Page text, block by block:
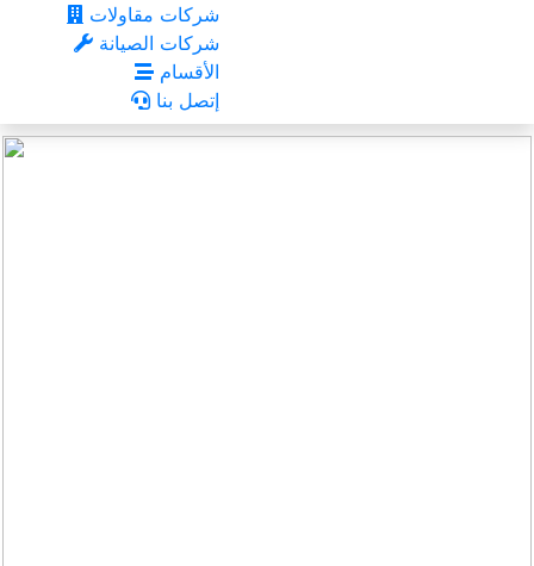
شركات مقاولات
شركات الصيانة
الأقسام
إتصل بنا